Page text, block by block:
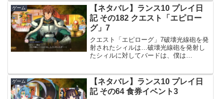
ランスの子たちの体調を確認して診断を
下しています。千姫から...
ゲーム
【ネタバレ】ランス10 プレイ日
記 その182 クエスト「エピロー
グ」7
クエスト「エピローグ」7破壊光線砲を発
射されたシィルは…破壊光線砲を発射し
たシィルに対してバードは、僕は
ら……、ばいばい、と一方的に話しかけ
ます。ランスは、シィィィイーー...
ゲーム
【ネタバレ】ランス10 プレイ日
記 その64 食券イベント3